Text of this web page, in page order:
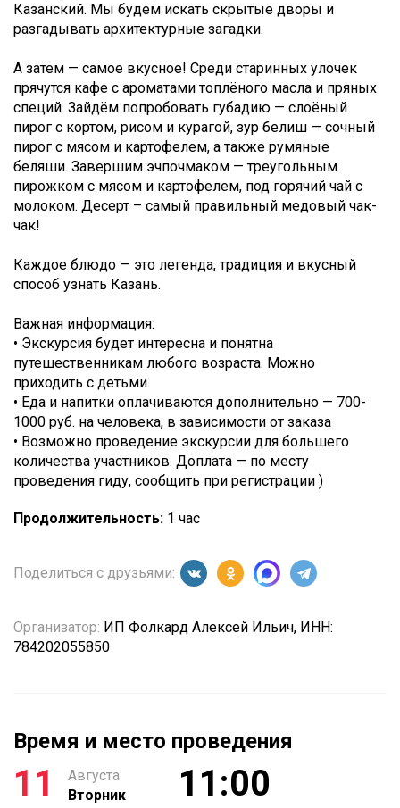
Казанский. Мы будем искать скрытые дворы и
разгадывать архитектурные загадки.
А затем — самое вкусное! Среди старинных улочек
прячутся кафе с ароматами топлёного масла и пряных
специй. Зайдём попробовать губадию — слоёный
пирог с кортом, рисом и курагой, зур белиш — сочный
пирог с мясом и картофелем, а также румяные
беляши. Завершим эчпочмаком — треугольным
пирожком с мясом и картофелем, под горячий чай с
молоком. Десерт – самый правильный медовый чак-
чак!
Каждое блюдо — это легенда, традиция и вкусный
способ узнать Казань.
Важная информация:
• Экскурсия будет интересна и понятна
путешественникам любого возраста. Можно
приходить с детьми.
• Еда и напитки оплачиваются дополнительно — 700-
1000 руб. на человека, в зависимости от заказа
• Возможно проведение экскурсии для большего
количества участников. Доплата — по месту
проведения гиду, сообщить при регистрации )
Продолжительность: 1 час
Поделиться с друзьями:
Организатор: ИП Фолкард Алексей Ильич, ИНН:
784202055850
Время и место проведения
11
Августа
Вторник
11:00